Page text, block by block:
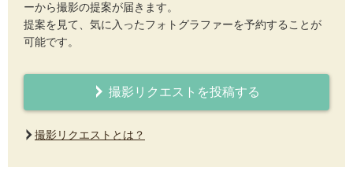
ーから撮影の提案が届きます。
提案を見て、気に入ったフォトグラファーを予約することが
可能です。
撮影リクエストを投稿する
撮影リクエストとは？